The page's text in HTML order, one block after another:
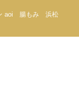
ン aoi 腸もみ 浜松